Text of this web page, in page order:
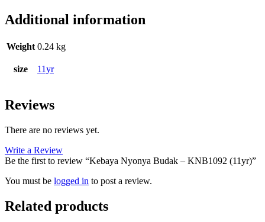
Additional information
Weight 0.24 kg
size 11yr
Reviews
There are no reviews yet.
Write a Review
Be the first to review “Kebaya Nyonya Budak – KNB1092 (11yr)”
You must be logged in to post a review.
Related products